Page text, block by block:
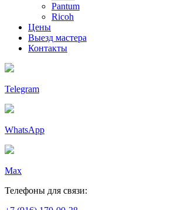
Pantum
Ricoh
Цены
Выезд мастера
Контакты
Telegram
WhatsApp
Max
Телефоны для связи: